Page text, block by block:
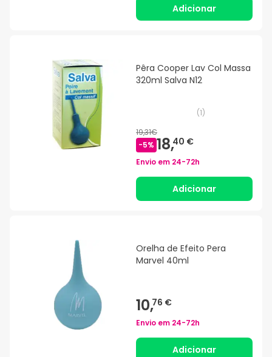
Adicionar
Pêra Cooper Lav Col Massa
320ml Salva N12
(1)
19,31€
-5% 18,40 €
Envio em 24-72h
Adicionar
Orelha de Efeito Pera
Marvel 40ml
10,76 €
Envio em 24-72h
Adicionar